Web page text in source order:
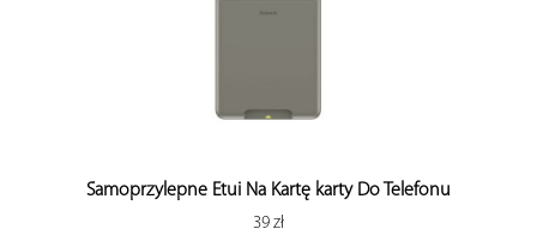
Samoprzylepne Etui Na Kartę karty Do Telefonu
39 zł